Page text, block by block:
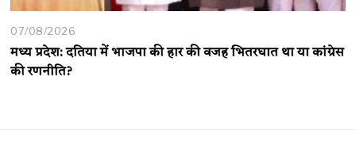
07/08/2026
मध्य प्रदेश: दतिया में भाजपा की हार की वजह भितरघात था या कांग्रेस
की रणनीति?